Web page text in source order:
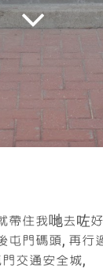
帶住我哋去咗
屯門碼頭, 再行
交通安全城,